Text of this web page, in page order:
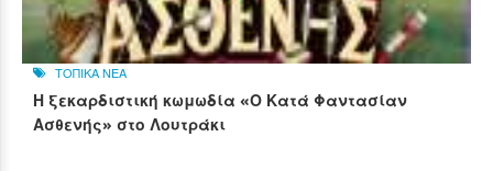
ΤΟΠΙΚΑ ΝΕΑ
Η ξεκαρδιστική κωμωδία «Ο Κατά Φαντασίαν
Ασθενής» στο Λουτράκι